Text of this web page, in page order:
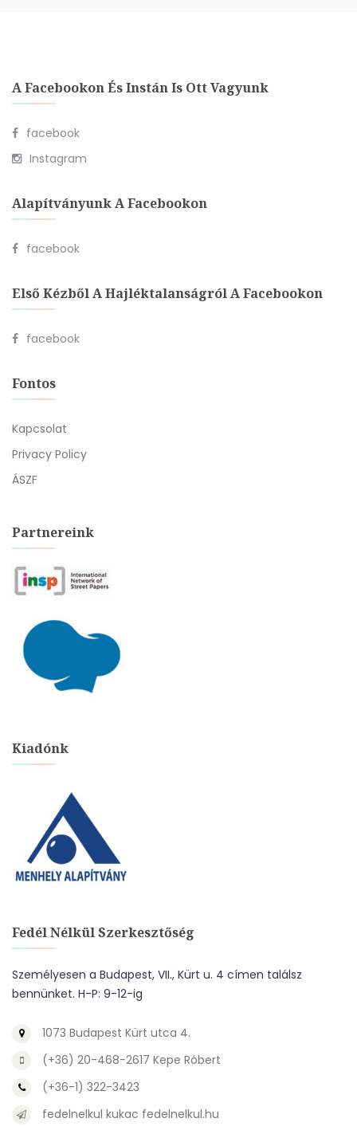
A Facebookon És Instán Is Ott Vagyunk
facebook
Instagram
Alapítványunk A Facebookon
facebook
Első Kézből A Hajléktalanságról A Facebookon
facebook
Fontos
Kapcsolat
Privacy Policy
ÁSZF
Partnereink
Kiadónk
Fedél Nélkül Szerkesztőség
Személyesen a Budapest, VII., Kürt u. 4 címen találsz
bennünket. H-P: 9-12-ig
1073 Budapest Kürt utca 4.
(+36) 20-468-2617 Kepe Róbert
(+36-1) 322-3423
fedelnelkul kukac fedelnelkul.hu